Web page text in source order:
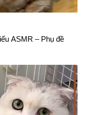
ASMR – Phụ đề